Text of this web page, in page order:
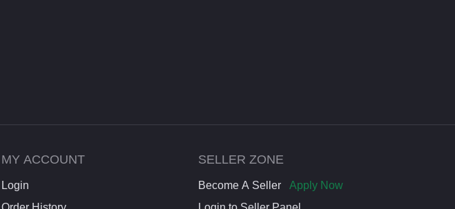
MY ACCOUNT
Login
SELLER ZONE
Become A Seller
Apply Now